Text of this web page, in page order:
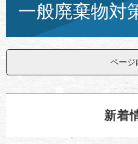
文
へ
一般廃棄物対
ページ
新着